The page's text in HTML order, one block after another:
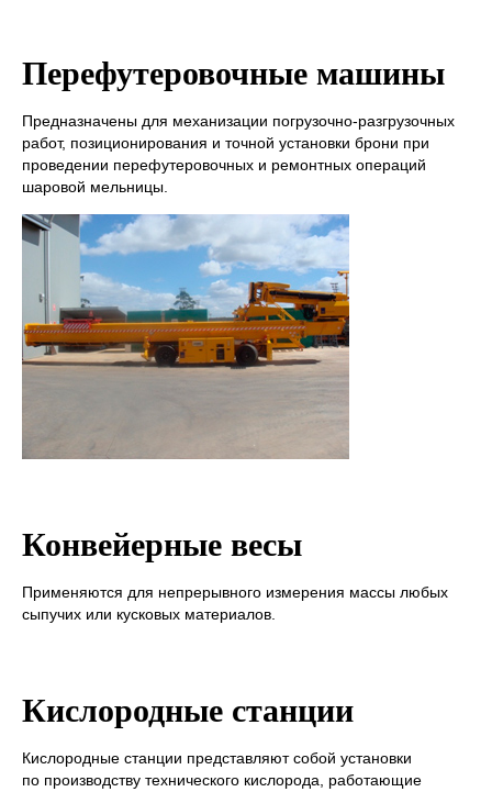
Перефутеровочные машины
Предназначены для механизации погрузочно-разгрузочных
работ, позиционирования и точной установки брони при
проведении перефутеровочных и ремонтных операций
шаровой мельницы.
Конвейерные весы
Применяются для непрерывного измерения массы любых
сыпучих или кусковых материалов.
Кислородные станции
Кислородные станции представляют собой установки
по производству технического кислорода, работающие